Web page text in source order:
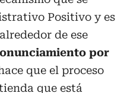
Positivo y es
de ese
por
que el proceso
que está